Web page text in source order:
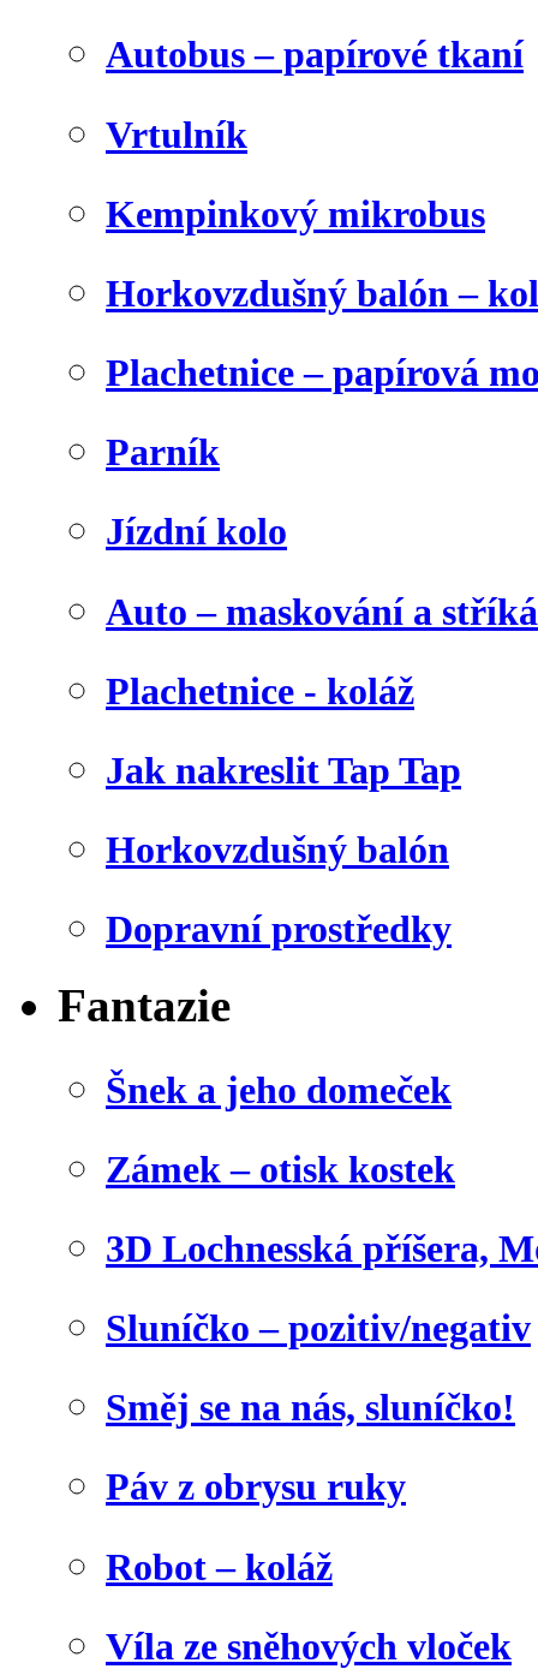
Autobus – papírové tkaní
Vrtulník
Kempinkový mikrobus
Horkovzdušný balón –
Plachetnice – papírová
Parník
Jízdní kolo
Auto – maskování a
Plachetnice - koláž
Jak nakreslit Tap Tap
Horkovzdušný balón
Dopravní prostředky
Fantazie
Šnek a jeho domeček
Zámek – otisk kostek
3D Lochnesská příšera,
Sluníčko – pozitiv/negativ
Směj se na nás, sluníčko!
Páv z obrysu ruky
Robot – koláž
Víla ze sněhových vloček